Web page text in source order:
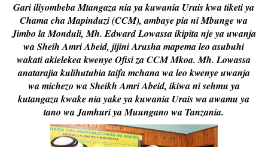
Gari iliyombeba Mtangaza nia ya kuwania Urais kwa tiketi ya
Chama cha Mapinduzi (CCM), ambaye pia ni Mbunge wa
Jimbo la Monduli, Mh. Edward Lowassa ikipita nje ya uwanja
wa Sheih Amri Abeid, jijini Arusha mapema leo asubuhi
wakati akielekea kwenye Ofisi za CCM Mkoa. Mh. Lowassa
anatarajia kulihutubia taifa mchana wa leo kwenye uwanja
wa michezo wa Sheikh Amri Abeid, ikiwa ni sehmu ya
kutangaza kwake nia yake ya kuwania Urais wa awamu ya
tano wa Jamhuri ya Muungano wa Tanzania.